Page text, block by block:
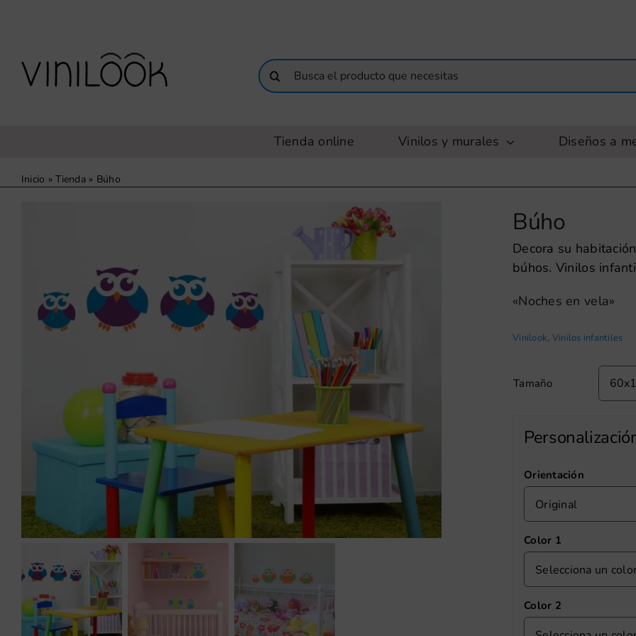
Buscar:
Tienda online Vinilos y murales Diseños a
Inicio »Tienda » Búho
Búho
Decora su
búhos. Vinilos
«Noches en vela»
Vinilook, Vinilos infantiles
Tamaño
Orientación
Original
Color 1
Selecciona un
Color 2